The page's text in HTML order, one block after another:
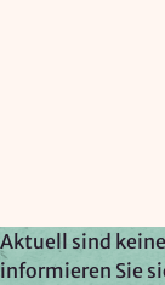
Aktuell sind
informieren Sie